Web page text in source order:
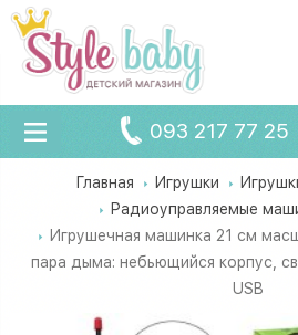
093 217 77 25
Главная Игрушки
Радиоуправляемые
Игрушечная машинка 21 см
пара дыма: небьющийся корпус,
USB